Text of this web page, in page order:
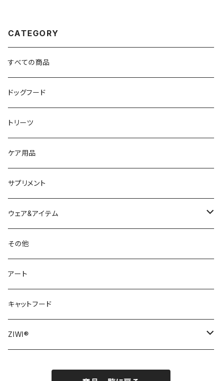
CATEGORY
すべての商品
ドッグフード
トリーツ
ケア用品
サプリメント
ウェア&アイテム
ウェア
リーシュ・ハーネス
おもちゃ
犬用おもちゃ
その他
アート
キャットフード
ZIWI®